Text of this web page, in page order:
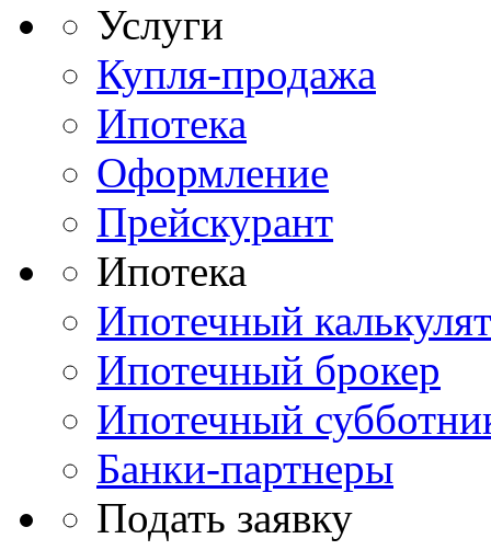
Услуги
Купля-продажа
Ипотека
Оформление
Прейскурант
Ипотека
Ипотечный
Ипотечный брокер
Ипотечный
Банки-партнеры
Подать заявку